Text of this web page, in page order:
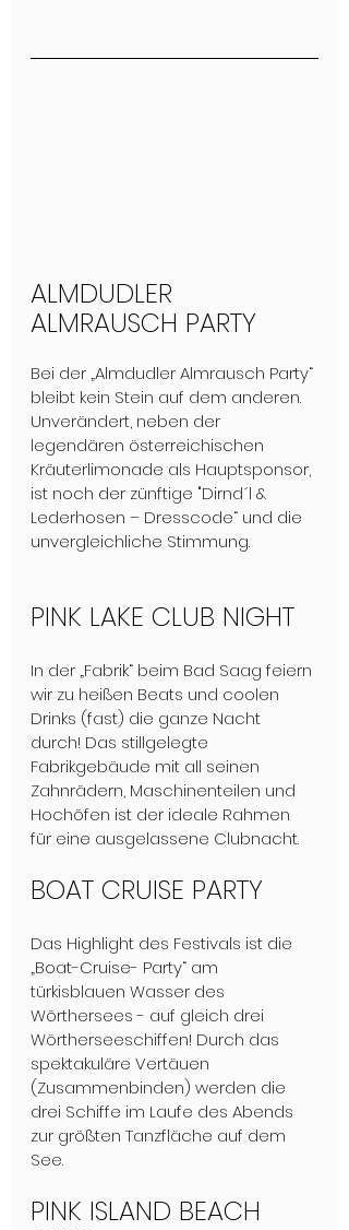
ALMDUDLER
ALMRAUSCH PARTY
Bei der „Almdudler Almrausch Party“
bleibt kein Stein auf dem anderen.
Unverändert, neben der
legendären österreichischen
Kräuterlimonade als Hauptsponsor,
ist noch der zünftige "Dirnd´l &
Lederhosen – Dresscode“ und die
unvergleichliche Stimmung.
PINK LAKE CLUB NIGHT
In der „Fabrik“ beim Bad Saag feiern
wir zu heißen Beats und coolen
Drinks (fast) die ganze Nacht
durch! Das stillgelegte
Fabrikgebäude mit all seinen
Zahnrädern, Maschinenteilen und
Hochöfen ist der ideale Rahmen
für eine ausgelassene Clubnacht.
BOAT CRUISE PARTY
Das Highlight des Festivals ist die
„Boat-Cruise- Party“ am
türkisblauen Wasser des
Wörthersees - auf gleich drei
Wörtherseeschiffen! Durch das
spektakuläre Vertäuen
(Zusammenbinden) werden die
drei Schiffe im Laufe des Abends
zur größten Tanzfläche auf dem
See.
PINK ISLAND BEACH